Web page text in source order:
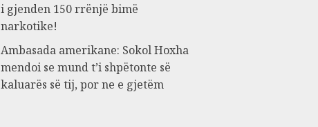
i gjenden 150 rrënjë bimë
narkotike!
Ambasada amerikane: Sokol Hoxha
mendoi se mund t’i shpëtonte së
kaluarës së tij, por ne e gjetëm